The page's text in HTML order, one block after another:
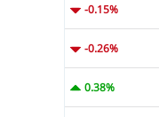
-0.15%
-0.26%
0.38%